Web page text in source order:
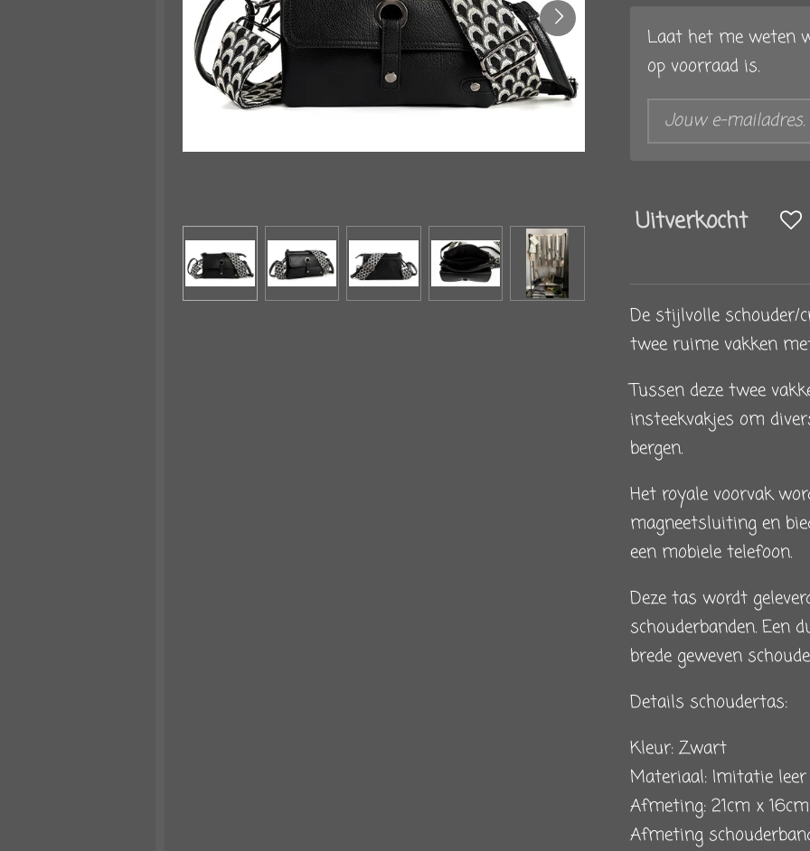
Laat het me weten
op voorraad is.
Uitverkocht
De stijlvolle schouder/
twee ruime vakken
Tussen deze twee
insteekvakjes om
bergen.
Het royale voorvak
magneetsluiting en
een mobiele telefoon.
Deze tas wordt
schouderbanden. Een
brede geweven
Details schoudertas:
Kleur: Zwart
Materiaal: Imitatie
Afmeting: 21cm x 16cm
Afmeting